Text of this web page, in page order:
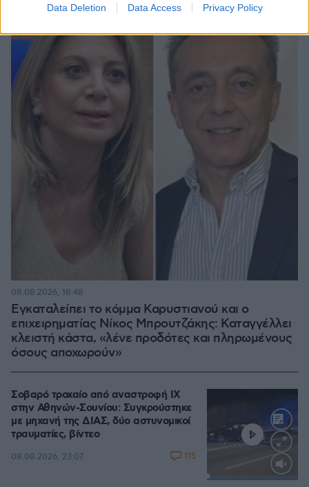
Data Deletion Data Access Privacy Policy
Εγκαταλείπει το κόμμα Καρυστιανού και ο
επιχειρηματίας Νίκος Μπρουτζάκης: Καταγγέλλει
κλειστή κάστα, «λένε προδότες και πληρωμένους
όσους αποχωρούν»
08.08.2026, 18:48
Σοβαρό τροχαίο από αναστροφή ΙΧ
στην Αθηνών-Σουνίου: Συγκρούστηκε
με μηχανή της ΔΙΑΣ, δύο αστυνομικοί
τραυματίες, βίντεο
08.08.2026, 23:07 115